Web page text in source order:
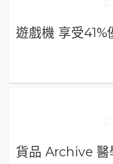
遊戲機 享受41%
貨品 Archive 醫